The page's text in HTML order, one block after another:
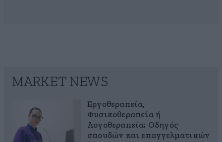
MARKET NEWS
Εργοθεραπεία,
Φυσικοθεραπεία ή
Λογοθεραπεία; Οδηγός
σπουδών και επαγγελματικών